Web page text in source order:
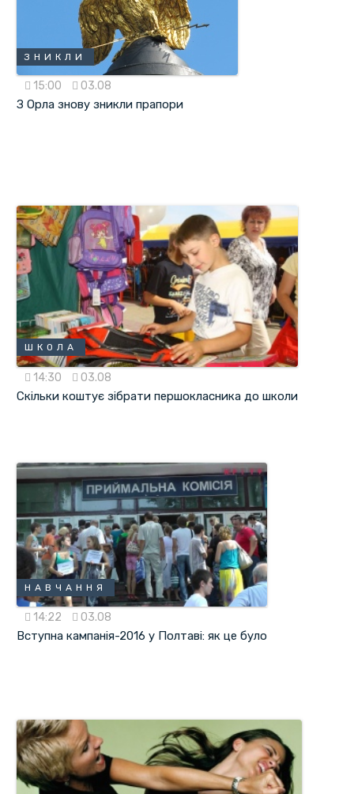
ЗНИКЛИ
15:00 03.08
З Орла знову зникли прапори
ШКОЛА
14:30 03.08
Скільки коштує зібрати першокласника до школи
НАВЧАННЯ
14:22 03.08
Вступна кампанія-2016 у Полтаві: як це було